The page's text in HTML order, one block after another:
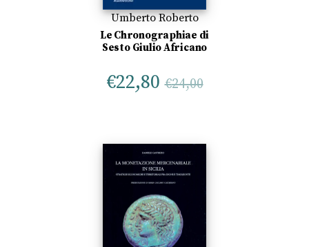
Umberto Roberto
Le Chronographiae di
Sesto Giulio Africano
€22,80 €24,00